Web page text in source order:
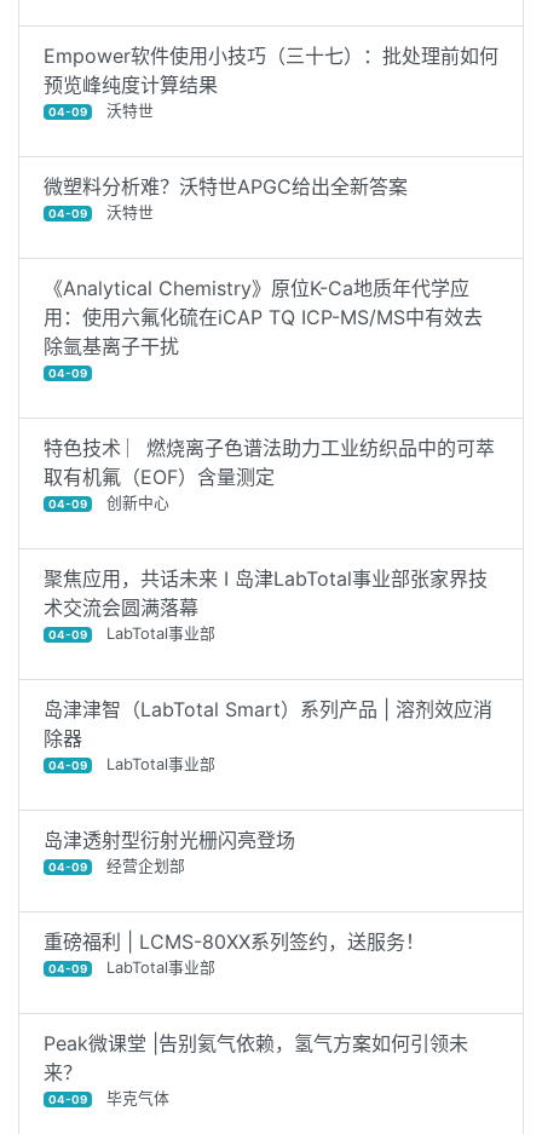
Empower软件使用小技巧（三十七）：批处理前如何
预览峰纯度计算结果
04-09 沃特世
微塑料分析难？沃特世APGC给出全新答案
04-09 沃特世
《Analytical Chemistry》原位K-Ca地质年代学应
用：使用六氟化硫在iCAP TQ ICP-MS/MS中有效去
除氩基离子干扰
04-09
特色技术 ︳燃烧离子色谱法助力工业纺织品中的可萃
取有机氟（EOF）含量测定
04-09 创新中心
聚焦应用，共话未来 I 岛津LabTotal事业部张家界技
术交流会圆满落幕
04-09 LabTotal事业部
岛津津智（LabTotal Smart）系列产品 | 溶剂效应消
除器
04-09 LabTotal事业部
岛津透射型衍射光栅闪亮登场
04-09 经营企划部
重磅福利 | LCMS-80XX系列签约，送服务！
04-09 LabTotal事业部
Peak微课堂 |告别氦气依赖，氢气方案如何引领未
来？
04-09 毕克气体